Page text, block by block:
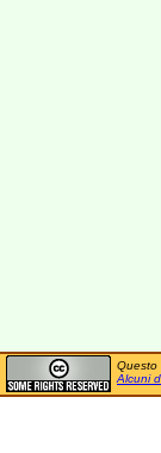
Questo
Alcuni